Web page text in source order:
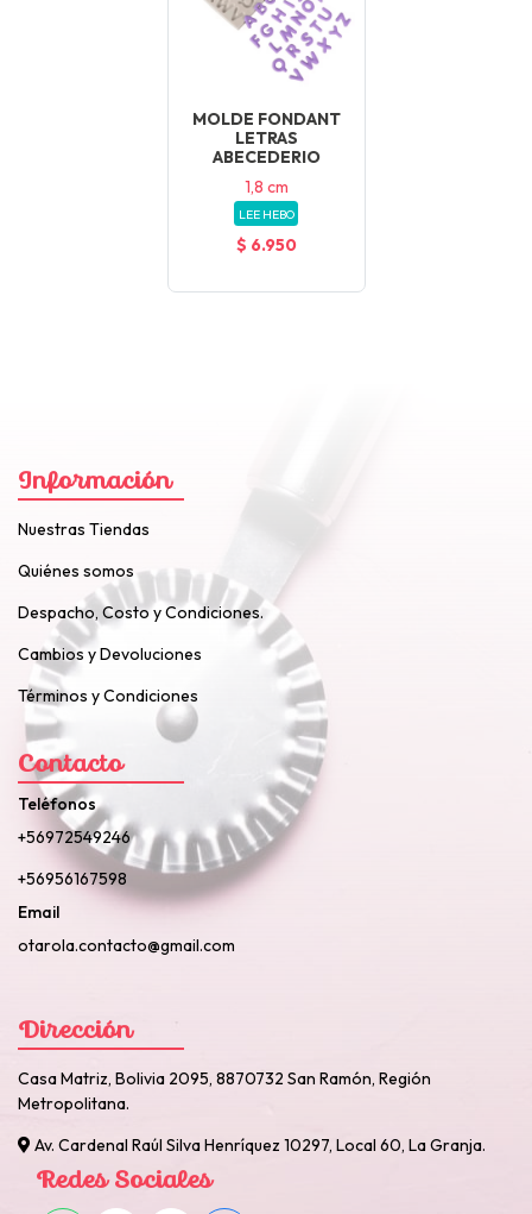
MOLDE FONDANT
LETRAS
ABECEDERIO
1,8 cm
LEE HEBO
$ 6.950
Información
Nuestras Tiendas
Quiénes somos
Despacho, Costo y Condiciones.
Cambios y Devoluciones
Términos y Condiciones
Contacto
Teléfonos
+56972549246
+56956167598
Email
otarola.contacto@gmail.com
Dirección
Casa Matriz, Bolivia 2095, 8870732 San Ramón, Región
Metropolitana.
Av. Cardenal Raúl Silva Henríquez 10297, Local 60, La Granja.
Redes Sociales